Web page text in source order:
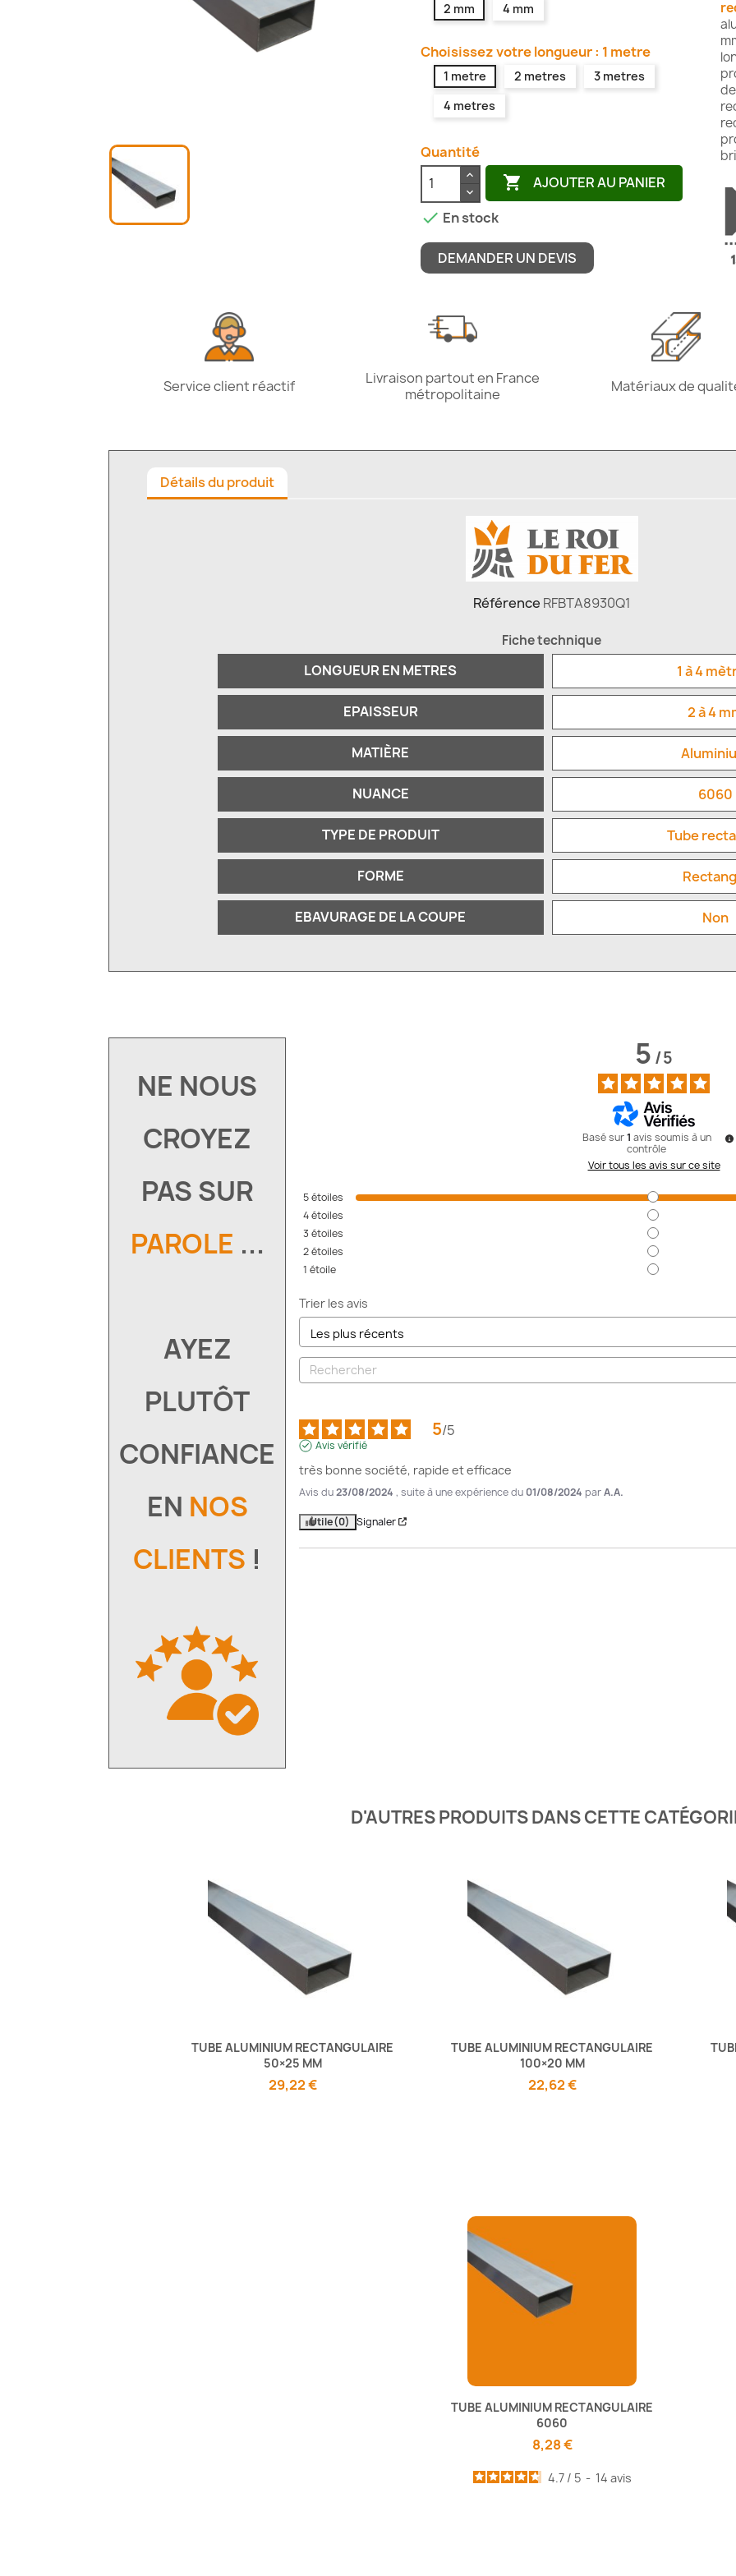
2 mm 4 mm
Choisissez votre longueur : 1 metre
1 metre 2 metres
3 metres
4 metres
Quantité
 AJOUTER AU PANIER
 En stock
DEMANDER UN DEVIS
Service client réactif
Livraison partout en France
métropolitaine
Matériaux de
Détails du produit
Référence RFBTA8930Q1
Fiche technique
LONGUEUR EN METRES 1 à 4
EPAISSEUR 2 à 4
MATIÈRE
NUANCE 6060
TYPE DE PRODUIT Tube
FORME
EBAVURAGE DE LA COUPE Non
NE NOUS
CROYEZ
PAS SUR
PAROLE ...
AYEZ
PLUTÔT
CONFIANCE
EN NOS
CLIENTS !
5/5
Basé sur1 avis soumis à un
contrôle
Voir tous les avis sur ce site
5étoiles
4étoiles
3 étoiles
2étoiles
1 étoile
Trier les avis
5/5
Avis vérifié
très bonne société, rapide et efficace
Avis du23/08/2024 , suite à une expérience du 01/08/2024 parA.A.
Utile(0) Signaler
D'AUTRES PRODUITS DANS CETTE
TUBE ALUMINIUM RECTANGULAIRE
50×25 MM
29,22 €
TUBE ALUMINIUM RECTANGULAIRE
100×20 MM
22,62 €
TUBE ALUMINIUM RECTANGULAIRE
6060
8,28 €
4.7 / 5 - 14 avis